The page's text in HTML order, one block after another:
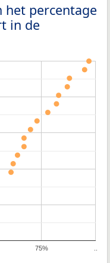
het percentage
in de
75%